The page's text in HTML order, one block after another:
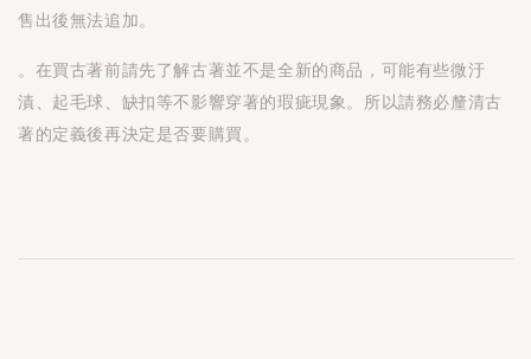
售出後無法追加。
。在買古著前請先了解古著並不是全新的商品，可能有些微汙
漬、起毛球、缺扣等不影響穿著的瑕疵現象。所以請務必釐清古
著的定義後再決定是否要購買。